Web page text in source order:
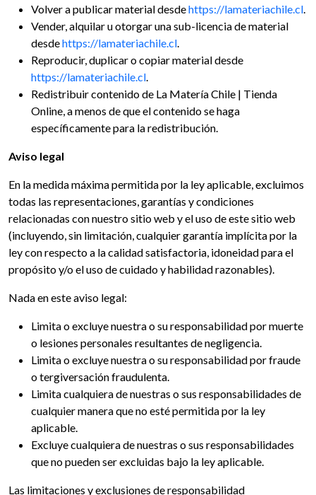
Volver a publicar material desdehttps://lamateriachile.cl.
Vender, alquilar u otorgar una sub-licencia de material
desdehttps://lamateriachile.cl.
Reproducir, duplicar o copiar material desde
https://lamateriachile.cl.
Redistribuir contenido de La Matería Chile | Tienda
Online, a menos de que el contenido se haga
específicamente para la redistribución.
Aviso legal
En la medida máxima permitida por la ley aplicable, excluimos
todas las representaciones, garantías y condiciones
relacionadas con nuestro sitio web y el uso de este sitio web
(incluyendo, sin limitación, cualquier garantía implícita por la
ley con respecto a la calidad satisfactoria, idoneidad para el
propósito y/o el uso de cuidado y habilidad razonables).
Nada en este aviso legal:
Limita o excluye nuestra o su responsabilidad por muerte
o lesiones personales resultantes de negligencia.
Limita o excluye nuestra o su responsabilidad por fraude
o tergiversación fraudulenta.
Limita cualquiera de nuestras o sus responsabilidades de
cualquier manera que no esté permitida por la ley
aplicable.
Excluye cualquiera de nuestras o sus responsabilidades
que no pueden ser excluidas bajo la ley aplicable.
Las limitaciones y exclusiones de responsabilidad